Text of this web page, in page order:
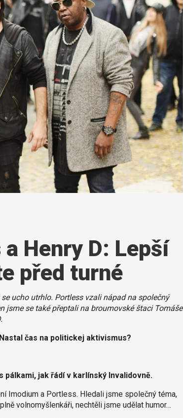
Henry D: Lepší
před turné
ucho utrhlo. Portless vzali nápad na společný
jsme se také přeptali na broumovské štaci Tomáše
čas na politickej aktivismus?
pálkami, jak řádí v karlínský Invalidovně.
Imodium a Portless. Hledali jsme společný téma,
volnomyšlenkáři, nechtěli jsme udělat humor…